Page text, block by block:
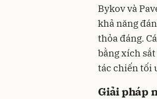
Bykov và
khả năng
thỏa đáng.
bằng xích
tác chiến tối
Giải pháp